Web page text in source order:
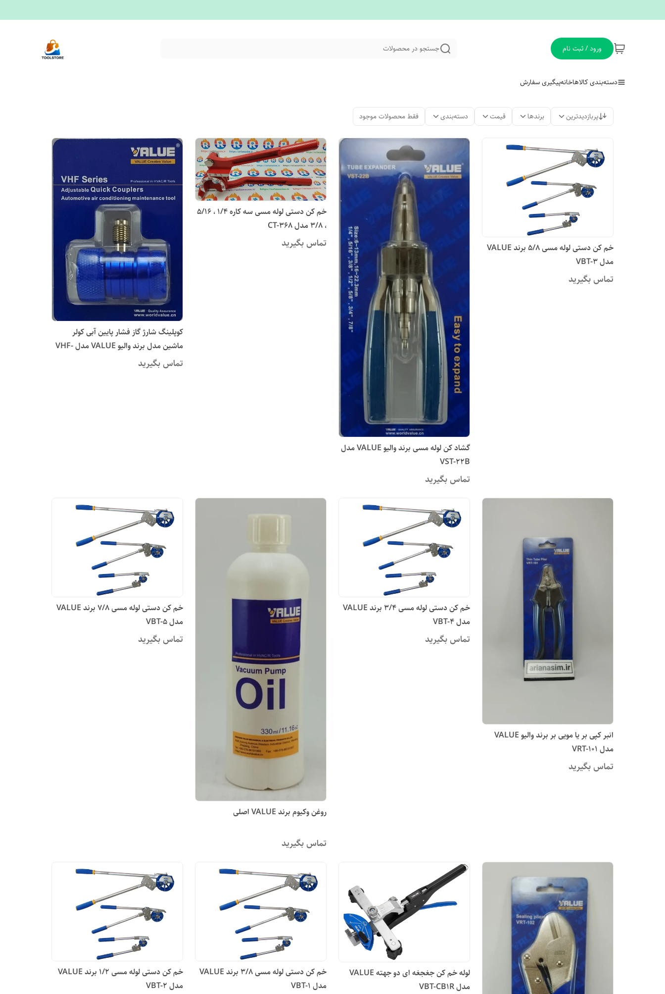
ورود / ثبت نام جستجو در محصولات
دسته‌بندی کالاهاخانهپیگیری سفارش
پربازدیدترین برندها قیمت دسته‌بندی فقط محصولات موجود
خم کن دستی لوله مسی 5/8 برند VALUE
مدل VBT-3
تماس بگیرید
گشاد کن لوله مسی برند والیو VALUE مدل‏
VST-22B
تماس بگیرید
خم کن دستی لوله مسی سه کاره 1/4 ، 5/16
، 3/8 مدل CT-368
تماس بگیرید
کوپلینگ شارژ گاز فشار پایین آبی کولر
ماشین مدل برند والیو VALUE مدل VHF-
SA
تماس بگیرید
انبر کپی بر یا مویی بر برند والیو VALUE
مدل‏ VRT-101
تماس بگیرید
خم کن دستی لوله مسی 3/4 برند VALUE
مدل VBT-4
تماس بگیرید
روغن وکیوم برند VALUE اصلی
تماس بگیرید
خم کن دستی لوله مسی 7/8 برند VALUE
مدل VBT-5
تماس بگیرید
لوله خم کن جغجغه ای دو جهته VALUE
مدل VBT-CB1R
خم کن دستی لوله مسی 3/8 برند VALUE
مدل VBT-1
خم کن دستی لوله مسی 1/2 برند VALUE
مدل VBT-2